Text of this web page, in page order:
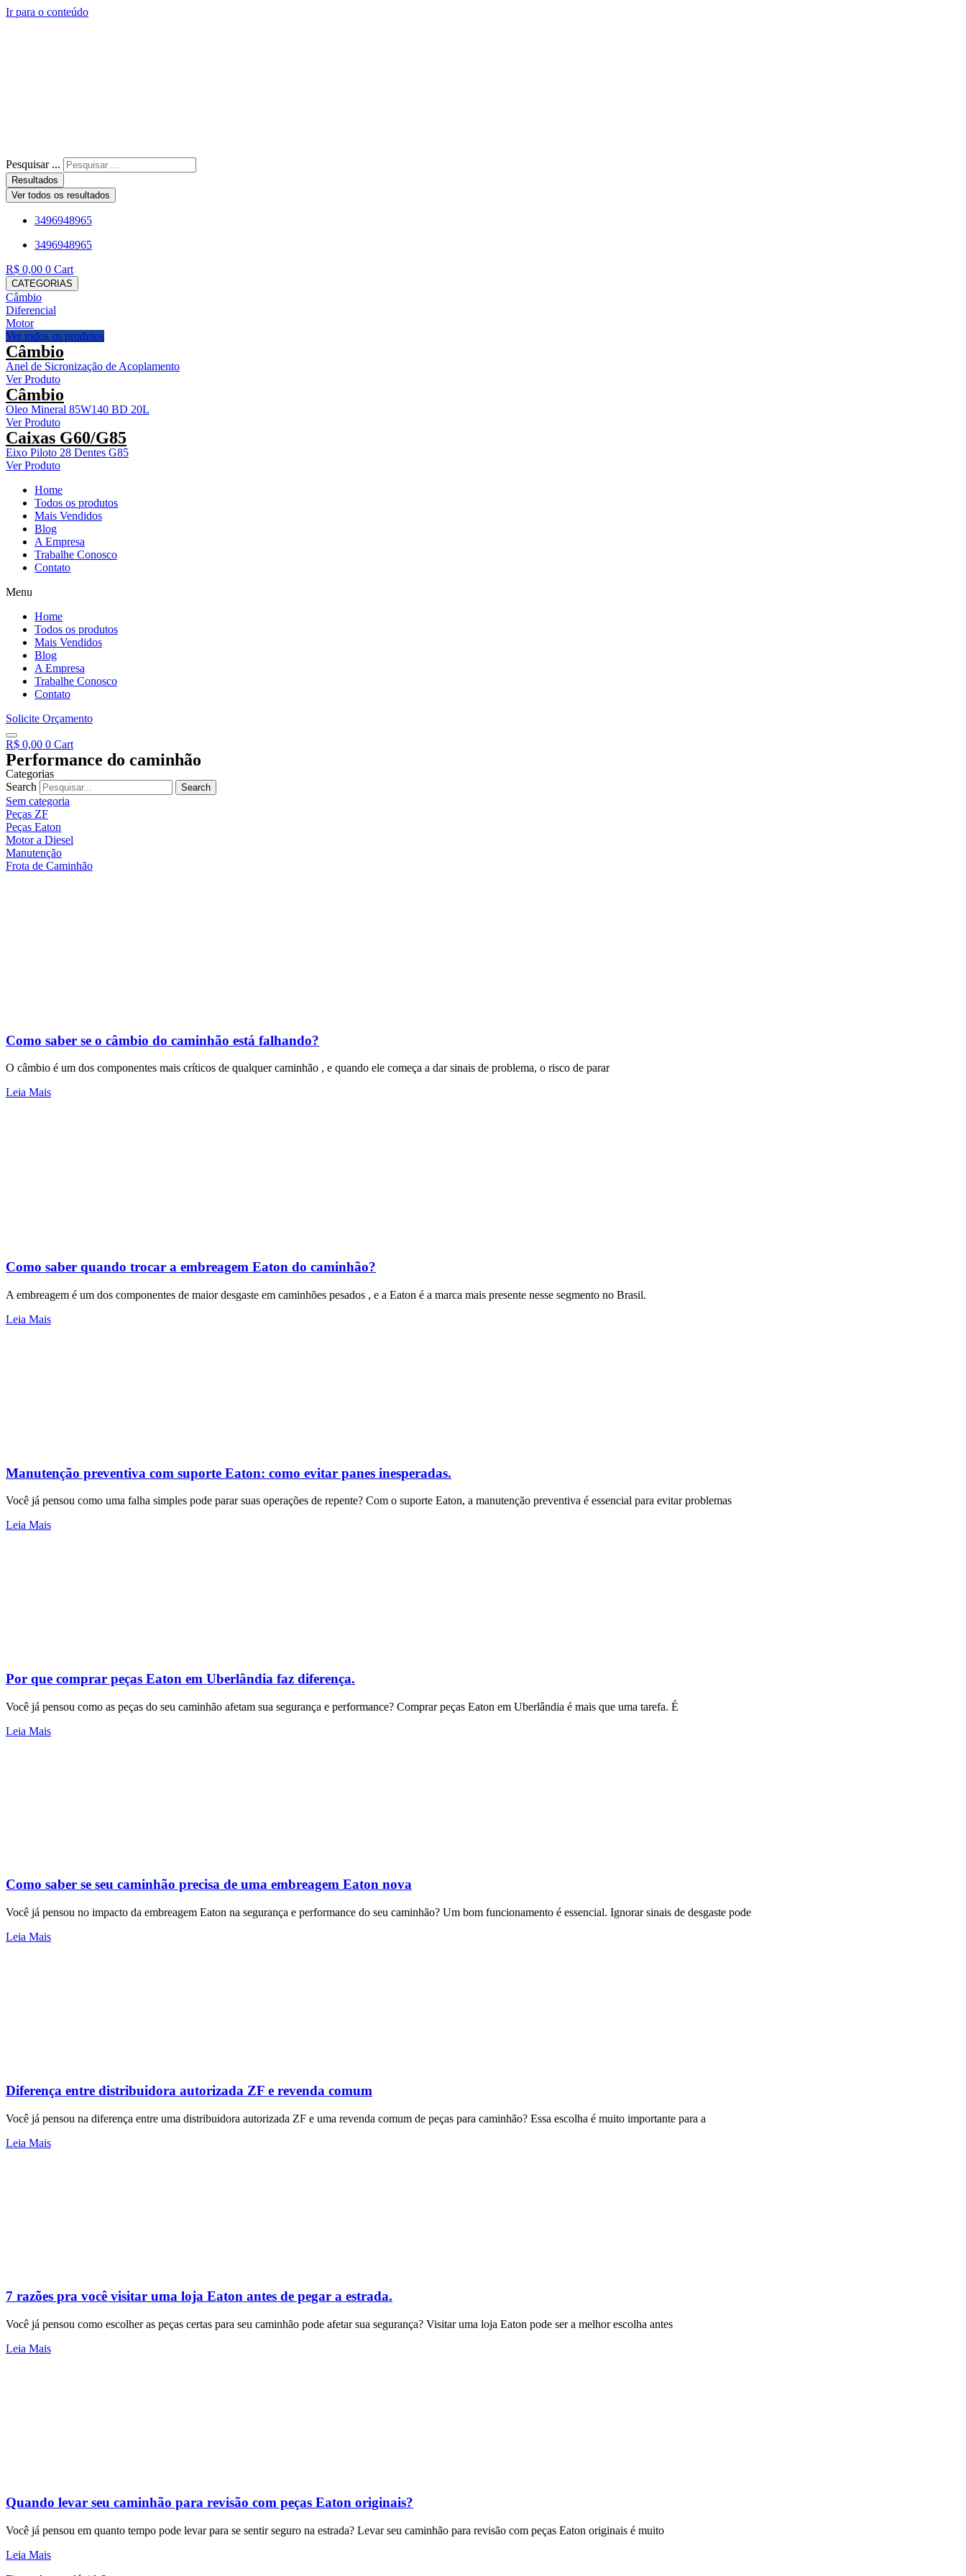
Ir para o conteúdo
Pesquisar ...
Resultados
Ver todos os resultados
3496948965
3496948965
R$ 0,00 0 Cart
CATEGORIAS
Câmbio
Diferencial
Motor
Ver todos os produtos
Câmbio
Anel de Sicronização de Acoplamento
Ver Produto
Câmbio
Oleo Mineral 85W140 BD 20L
Ver Produto
Caixas G60/G85
Eixo Piloto 28 Dentes G85
Ver Produto
Home
Todos os produtos
Mais Vendidos
Blog
A Empresa
Trabalhe Conosco
Contato
Menu
Home
Todos os produtos
Mais Vendidos
Blog
A Empresa
Trabalhe Conosco
Contato
Solicite Orçamento
R$ 0,00 0 Cart
Performance do caminhão
Categorias
Search
Search
Sem categoria
Peças ZF
Peças Eaton
Motor a Diesel
Manutenção
Frota de Caminhão
Como saber se o câmbio do caminhão está falhando?
O câmbio é um dos componentes mais críticos de qualquer caminhão , e quando ele começa a dar sinais de problema, o risco de parar
Leia Mais
Como saber quando trocar a embreagem Eaton do caminhão?
A embreagem é um dos componentes de maior desgaste em caminhões pesados , e a Eaton é a marca mais presente nesse segmento no Brasil.
Leia Mais
Manutenção preventiva com suporte Eaton: como evitar panes inesperadas.
Você já pensou como uma falha simples pode parar suas operações de repente? Com o suporte Eaton, a manutenção preventiva é essencial para evitar problemas
Leia Mais
Por que comprar peças Eaton em Uberlândia faz diferença.
Você já pensou como as peças do seu caminhão afetam sua segurança e performance? Comprar peças Eaton em Uberlândia é mais que uma tarefa. É
Leia Mais
Como saber se seu caminhão precisa de uma embreagem Eaton nova
Você já pensou no impacto da embreagem Eaton na segurança e performance do seu caminhão? Um bom funcionamento é essencial. Ignorar sinais de desgaste pode
Leia Mais
Diferença entre distribuidora autorizada ZF e revenda comum
Você já pensou na diferença entre uma distribuidora autorizada ZF e uma revenda comum de peças para caminhão? Essa escolha é muito importante para a
Leia Mais
7 razões pra você visitar uma loja Eaton antes de pegar a estrada.
Você já pensou como escolher as peças certas para seu caminhão pode afetar sua segurança? Visitar uma loja Eaton pode ser a melhor escolha antes
Leia Mais
Quando levar seu caminhão para revisão com peças Eaton originais?
Você já pensou em quanto tempo pode levar para se sentir seguro na estrada? Levar seu caminhão para revisão com peças Eaton originais é muito
Leia Mais